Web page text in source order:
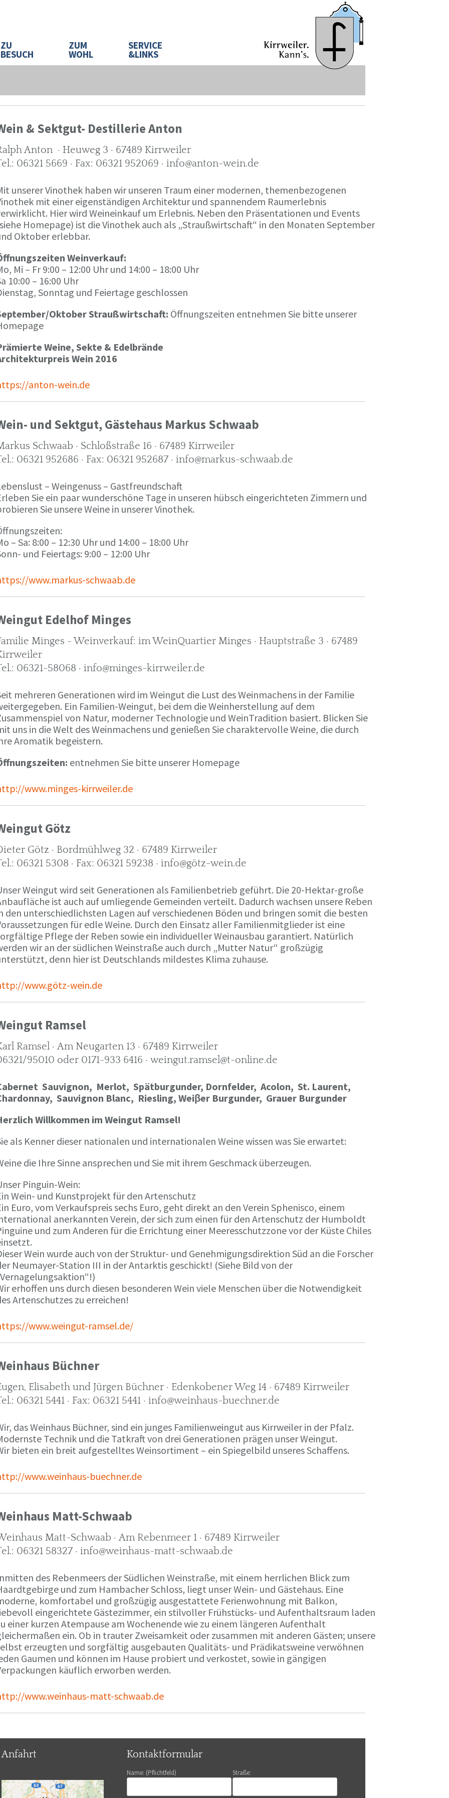
ZU
BESUCH
ZUM
WOHL
SERVICE
&LINKS
& Sektgut- Destillerie Anton
Anton · Heuweg 3 · 67489 Kirrweiler
06321 5669 · Fax: 06321 952069 · info@anton-wein.de
unserer Vinothek haben wir unseren Traum einer modernen, themenbezogenen
mit einer eigenständigen Architektur und spannendem Raumerlebnis
Hier wird Weineinkauf um Erlebnis. Neben den Präsentationen und Events
Homepage) ist die Vinothek auch als „Straußwirtschaft“ in den Monaten September
Oktober erlebbar.
Weinverkauf:
Mi – Fr 9:00 – 12:00 Uhr und 14:00 – 18:00 Uhr
10:00 – 16:00 Uhr
Sonntag und Feiertage geschlossen
Oktober Straußwirtschaft: Öffnungszeiten entnehmen Sie bitte unserer
Weine, Sekte & Edelbrände
Wein 2016
anton-wein.de
und Sektgut, Gästehaus Markus Schwaab
Schwaab · Schloßstraße 16 · 67489 Kirrweiler
06321 952686 · Fax: 06321 952687 · info@markus-schwaab.de
– Weingenuss – Gastfreundschaft
Sie ein paar wunderschöne Tage in unseren hübsch eingerichteten Zimmern und
Sie unsere Weine in unserer Vinothek.
– Sa: 8:00 – 12:30 Uhr und 14:00 – 18:00 Uhr
und Feiertags: 9:00 – 12:00 Uhr
www.markus-schwaab.de
Edelhof Minges
Minges - Weinverkauf: im WeinQuartier Minges · Hauptstraße 3 · 67489
06321-58068 · info@minges-kirrweiler.de
mehreren Generationen wird im Weingut die Lust des Weinmachens in der Familie
Ein Familien-Weingut, bei dem die Weinherstellung auf dem
von Natur, moderner Technologie und WeinTradition basiert. Blicken Sie
uns in die Welt des Weinmachens und genießen Sie charaktervolle Weine, die durch
Aromatik begeistern.
entnehmen Sie bitte unserer Homepage
www.minges-kirrweiler.de
Götz
Götz · Bordmühlweg 32 · 67489 Kirrweiler
06321 5308 · Fax: 06321 59238 · info@götz-wein.de
Weingut wird seit Generationen als Familienbetrieb geführt. Die 20-Hektar-große
ist auch auf umliegende Gemeinden verteilt. Dadurch wachsen unsere Reben
den unterschiedlichsten Lagen auf verschiedenen Böden und bringen somit die besten
für edle Weine. Durch den Einsatz aller Familienmitglieder ist eine
Pflege der Reben sowie ein individueller Weinausbau garantiert. Natürlich
wir an der südlichen Weinstraße auch durch „Mutter Natur“ großzügig
denn hier ist Deutschlands mildestes Klima zuhause.
www.götz-wein.de
Ramsel
Ramsel · Am Neugarten 13 · 67489 Kirrweiler
95010 oder 0171-933 6416 · weingut.ramsel@t-online.de
Sauvignon, Merlot, Spätburgunder, Dornfelder, Acolon, St. Laurent,
Sauvignon Blanc, Riesling, Weiβer Burgunder, Grauer Burgunder
Willkommen im Weingut Ramsel!
als Kenner dieser nationalen und internationalen Weine wissen was Sie erwartet:
die Ihre Sinne ansprechen und Sie mit ihrem Geschmack überzeugen.
Pinguin-Wein:
Wein- und Kunstprojekt für den Artenschutz
Euro, vom Verkaufspreis sechs Euro, geht direkt an den Verein Sphenisco, einem
anerkannten Verein, der sich zum einen für den Artenschutz der Humboldt
und zum Anderen für die Errichtung einer Meeresschutzzone vor der Küste Chiles
Wein wurde auch von der Struktur- und Genehmigungsdirektion Süd an die Forscher
Neumayer-Station III in der Antarktis geschickt! (Siehe Bild von der
erhoffen uns durch diesen besonderen Wein viele Menschen über die Notwendigkeit
Artenschutzes zu erreichen!
www.weingut-ramsel.de/
Büchner
Elisabeth und Jürgen Büchner · Edenkobener Weg 14 · 67489 Kirrweiler
06321 5441 · Fax: 06321 5441 · info@weinhaus-buechner.de
das Weinhaus Büchner, sind ein junges Familienweingut aus Kirrweiler in der Pfalz.
Technik und die Tatkraft von drei Generationen prägen unser Weingut.
bieten ein breit aufgestelltes Weinsortiment – ein Spiegelbild unseres Schaffens.
www.weinhaus-buechner.de
Matt-Schwaab
Matt-Schwaab · Am Rebenmeer 1 · 67489 Kirrweiler
06321 58327 · info@weinhaus-matt-schwaab.de
des Rebenmeers der Südlichen Weinstraße, mit einem herrlichen Blick zum
und zum Hambacher Schloss, liegt unser Wein- und Gästehaus. Eine
komfortabel und großzügig ausgestattete Ferienwohnung mit Balkon,
eingerichtete Gästezimmer, ein stilvoller Frühstücks- und Aufenthaltsraum laden
einer kurzen Atempause am Wochenende wie zu einem längeren Aufenthalt
ein. Ob in trauter Zweisamkeit oder zusammen mit anderen Gästen; unsere
erzeugten und sorgfältig ausgebauten Qualitäts- und Prädikatsweine verwöhnen
Gaumen und können im Hause probiert und verkostet, sowie in gängigen
käuflich erworben werden.
www.weinhaus-matt-schwaab.de
Anfahrt Kontaktformular
Name: (Pflichtfeld) Straße: